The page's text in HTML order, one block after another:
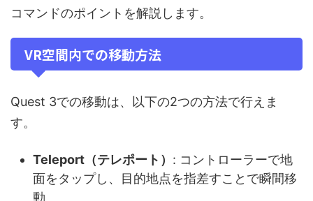
コマンドのポイントを解説します。
VR空間内での移動方法
Quest 3での移動は、以下の2つの方法で行えま
す。
Teleport（テレポート） : コントローラーで地
面をタップし、目的地点を指差すことで瞬間移
動